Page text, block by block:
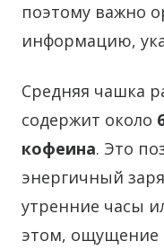
поэтому важно
информацию,
Средняя чашка
содержит около
кофеина. Это
энергичный
утренние часы
этом, ощущение